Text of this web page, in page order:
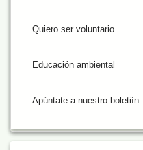
Quiero ser voluntario
Educación ambiental
Apúntate a nuestro boletiín